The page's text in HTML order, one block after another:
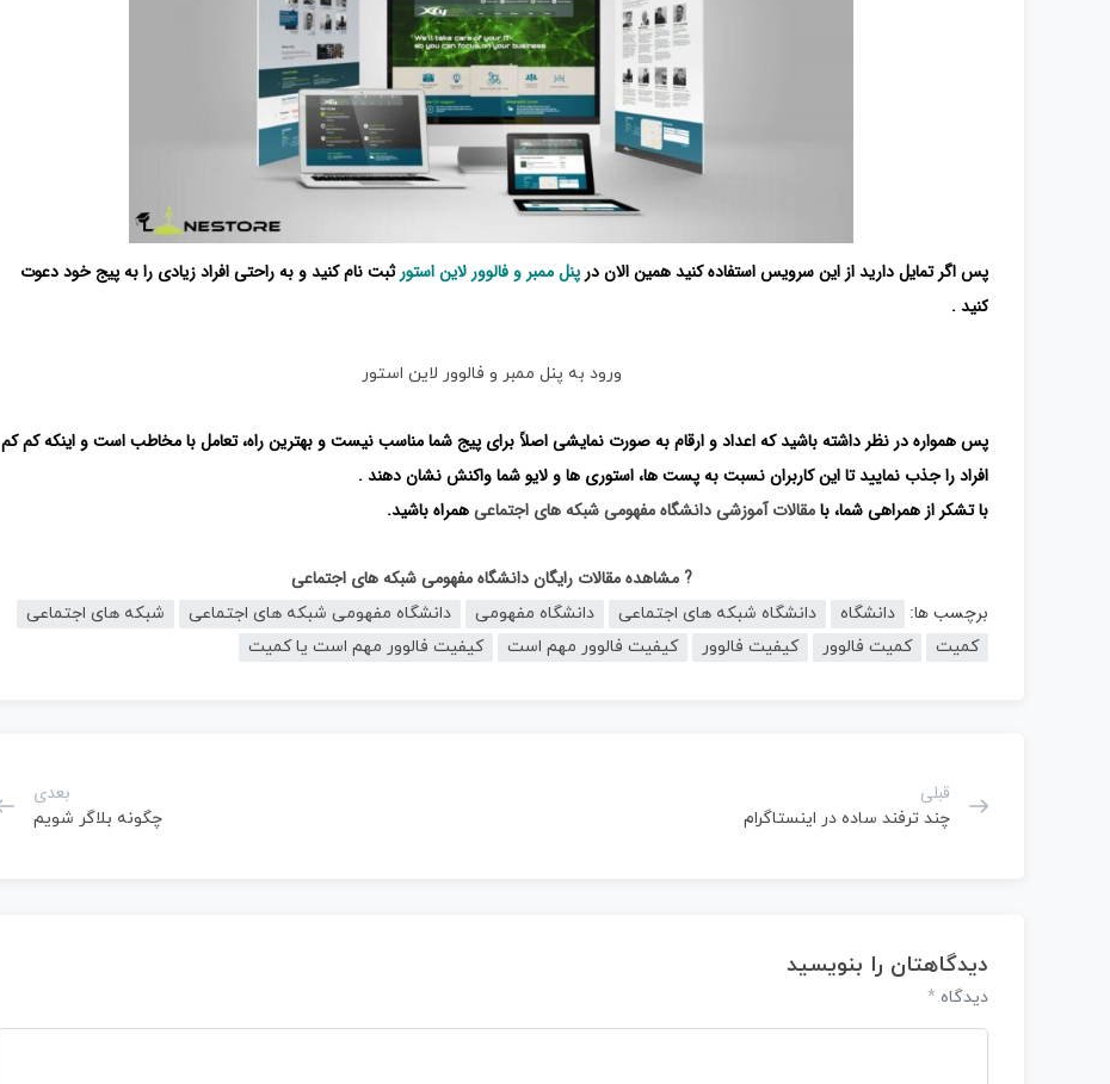
پس اگر تمایل دارید از این سرویس استفاده کنید همین الان در پنل ممبر و فالوور لاین استورثبت نام کنید و به راحتی افراد زیادی را به پیج خود دعوت
کنید .
ورود به پنل ممبر و فالوور لاین استور
پس همواره در نظر داشته باشید که اعداد و ارقام به صورت نمایشی اصلاً برای پیج شما مناسب نیست و بهترین راه، تعامل با مخاطب است و اینکه کم کم
افراد را جذب نمایید تا این کاربران نسبت به پست ها، استوری ها و لایو شما واکنش نشان دهند .
با تشکر از همراهی شما، بامقالات آموزشی دانشگاه مفهومی شبکه های اجتماعیهمراه باشید.
? مشاهده مقالات رایگان دانشگاه مفهومی شبکه های اجتماعی
برچسب ها:
دانشگاه دانشگاه شبکه های اجتماعی دانشگاه مفهومی دانشگاه مفهومی شبکه های اجتماعی
شبکه های اجتماعی
کمیت
کمیت فالوور کیفیت فالوور کیفیت فالوور مهم است کیفیت فالوور مهم است یا کمیت
قبلی
چند ترفند ساده در اینستاگرام
بعدی
چگونه بلاگر شویم
دیدگاهتان را بنویسید
دیدگاه *